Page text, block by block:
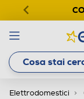
Elettrodomestici